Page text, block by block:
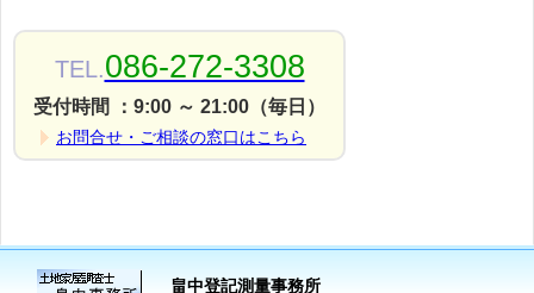
TEL.086-272-3308
受付時間 ：9:00 ～ 21:00（毎日）
お問合せ・ご相談の窓口はこちら
畠中登記測量事務所